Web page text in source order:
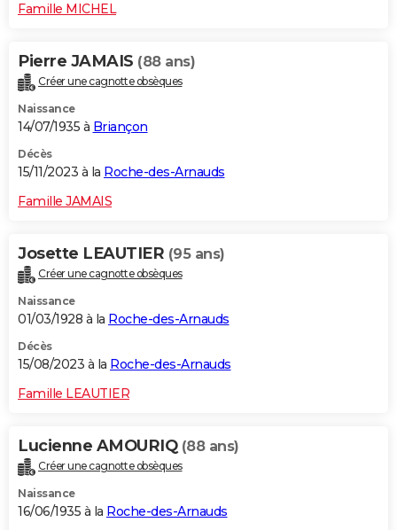
Famille MICHEL
Pierre JAMAIS (88 ans)
Créer une cagnotte obsèques
Naissance
14/07/1935 à Briançon
Décès
15/11/2023 à la Roche-des-Arnauds
Famille JAMAIS
Josette LEAUTIER (95 ans)
Créer une cagnotte obsèques
Naissance
01/03/1928 à la Roche-des-Arnauds
Décès
15/08/2023 à la Roche-des-Arnauds
Famille LEAUTIER
Lucienne AMOURIQ (88 ans)
Créer une cagnotte obsèques
Naissance
16/06/1935 à la Roche-des-Arnauds